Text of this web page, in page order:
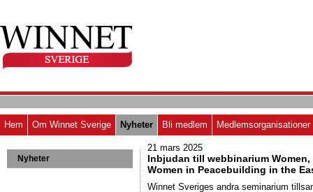
Hem Om Winnet Sverige Nyheter Bli medlem Medlemsorganisationer
Nyheter
21 mars 2025
Inbjudan till webbinarium
Women in Peacebuilding in the
Winnet Sveriges andra seminarium